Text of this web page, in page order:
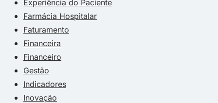
Experiência do Paciente
Farmácia Hospitalar
Faturamento
Financeira
Financeiro
Gestão
Indicadores
Inovação